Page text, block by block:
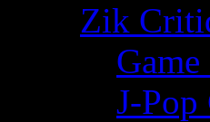
Zik
J-Pop